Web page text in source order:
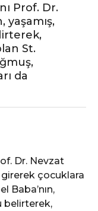
Prof. Dr.
yaşamış,
St.
da
Dr. Nevzat
girerek çocuklara
Baba’nın,
belirterek,